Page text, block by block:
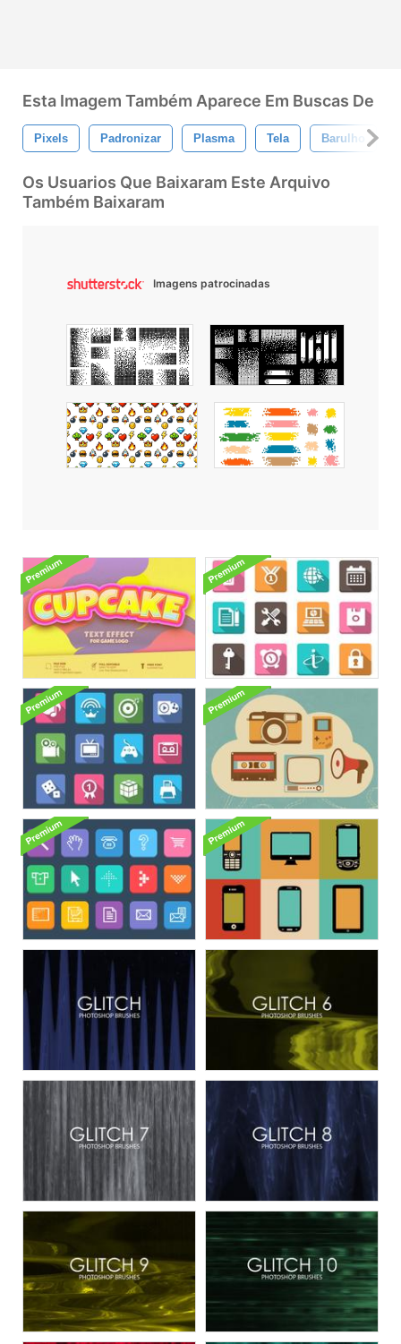
Esta Imagem Também Aparece Em Buscas De
Pixels Padronizar Plasma Tela Barulho
Os Usuarios Que Baixaram Este Arquivo
Também Baixaram
Imagens patrocinadas